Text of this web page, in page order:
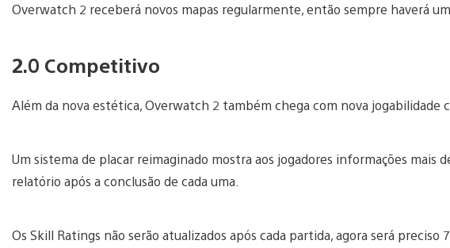
Overwatch 2 receberá novos mapas regularmente, então sempre haverá
2.0 Competitivo
Além da nova estética, Overwatch 2 também chega com nova jogabilidade
Um sistema de placar reimaginado mostra aos jogadores informações mais
relatório após a conclusão de cada uma.
Os Skill Ratings não serão atualizados após cada partida, agora será preciso